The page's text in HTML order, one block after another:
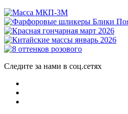
Следите за нами в соц.сетях